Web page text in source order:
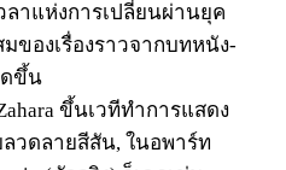
ลาแห่งการเปลี่ยนผ่านยุค
ของเรื่องราวจากบทหนัง-
ดขึ้น
ขึ้นเวทีทำการแสดง
วดลายสีสัน, ในอพาร์ท